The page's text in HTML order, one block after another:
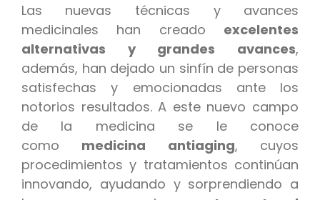
Las nuevas técnicas y avances
medicinales han creado excelentes
alternativas y grandes avances,
además, han dejado un sinfín de personas
satisfechas y emocionadas ante los
notorios resultados. A este nuevo campo
de la medicina se le conoce
como medicina antiaging, cuyos
procedimientos y tratamientos continúan
innovando, ayudando y sorprendiendo a